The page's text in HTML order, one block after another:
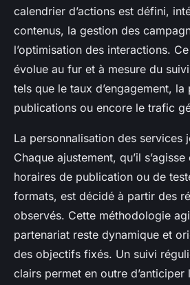
calendrier d’actions est défini,
contenus, la gestion des
l’optimisation des interactions.
évolue au fur et à mesure du
tels que le taux d’engagement, la
publications ou encore le trafic
La personnalisation des services
Chaque ajustement, qu’il
horaires de publication ou de
formats, est décidé à partir des
observés. Cette méthodologie
partenariat reste dynamique et
des objectifs fixés. Un suivi
clairs permet en outre d’anticiper